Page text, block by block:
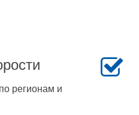
регионам и